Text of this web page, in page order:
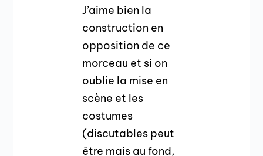
J’aime bien la
construction en
opposition de ce
morceau et si on
oublie la mise en
scène et les
costumes
(discutables peut
être mais au fond,